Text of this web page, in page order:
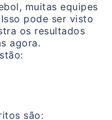
muitas equipes
pode ser visto
os resultados
agora.
são: